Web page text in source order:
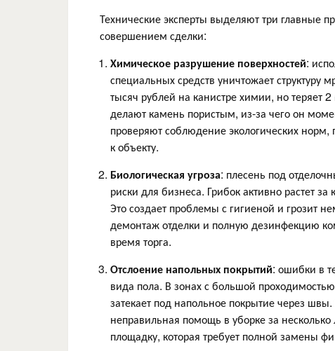
Технические эксперты выделяют три главные
совершением сделки:
Химическое разрушение поверхностей:
специальных средств уничтожает
тысяч рублей на канистре химии, но теряет
делают камень пористым, из-за чего он
проверяют соблюдение экологических
к объекту.
Биологическая угроза: плесень под
риски для бизнеса. Грибок активно растет
Это создает проблемы с гигиеной и грозит
демонтаж отделки и полную дезинфекцию
время торга.
Отслоение напольных покрытий: ошибки в
вида пола. В зонах с большой
затекает под напольное покрытие через
неправильная помощь в уборке за
площадку, которая требует полной замены